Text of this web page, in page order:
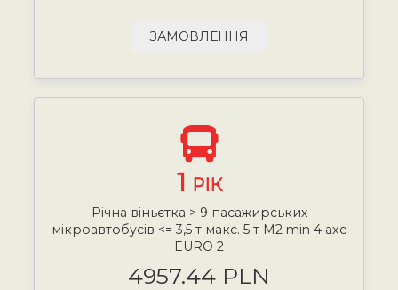
ЗАМОВЛЕННЯ
1 РІК
Річна віньєтка > 9 пасажирських
мікроавтобусів <= 3,5 т макс. 5 т М2 min 4 axe
EURO 2
4957.44 PLN